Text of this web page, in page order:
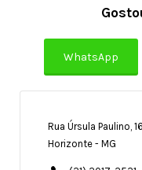
Rua Úrsula Paulino,
Horizonte - MG